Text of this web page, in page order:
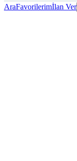
AraFavorilerimİlan Ver